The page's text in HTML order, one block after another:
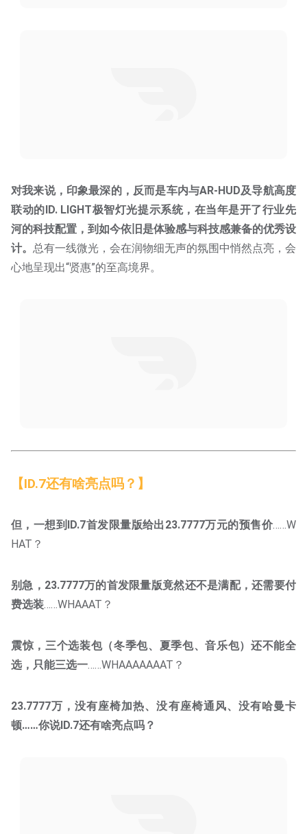
联动的ID. LIGHT极智灯光提示系统，在当年是开了行业先
河的科技配置，到如今依旧是体验感与科技感兼备的优秀设
计。总有一线微光，会在润物细无声的氛围中悄然点亮，会
心地呈现出“贤惠”的至高境界。
HAT？
费选装 ……WHAAAT？
选，只能三选一……WHAAAAAAAT？
顿……你说ID.7还有啥亮点吗？